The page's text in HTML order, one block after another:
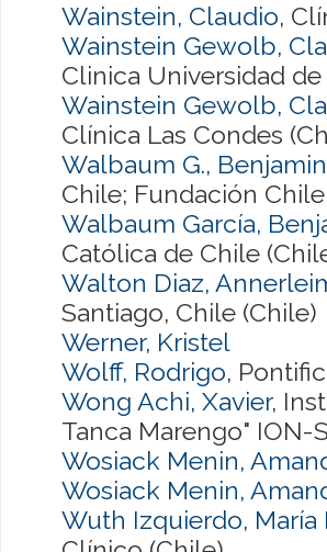
Wainstein, Claudio,
Wainstein Gewolb,
Clinica Universidad
Wainstein Gewolb,
Clínica Las Condes
Walbaum G., Benjamin
Chile; Fundación
Walbaum García,
Católica de Chile
Walton Diaz,
Santiago, Chile (Chile)
Werner, Kristel
Wolff, Rodrigo,
Wong Achi, Xavier,
Tanca Marengo" ION-
Wosiack Menin,
Wosiack Menin,
Wuth Izquierdo, María